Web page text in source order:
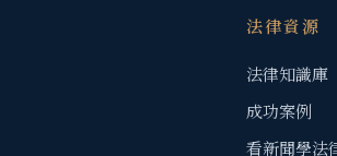
法律資源
法律知識庫
成功案例
看新聞學法